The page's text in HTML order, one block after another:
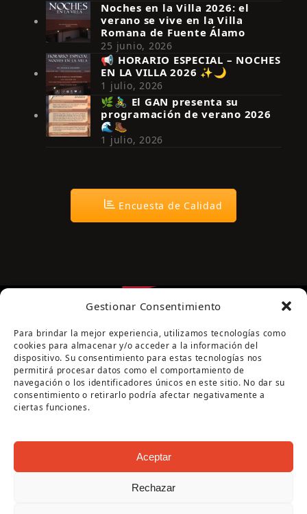
Gestionar Consentimiento
Para brindar la mejor experiencia, utilizamos tecnologías como
cookies para almacenar y/o acceder a la información del
dispositivo. Su consentimiento para estas tecnologías nos
permitirá procesar datos como el comportamiento de
navegación o los identificadores únicos en este sitio. No dar su
consentimiento o retirarlo podría afectar negativamente a
ciertas funciones.
Aceptar
Rechazar
Síguenos en Instagram
Noches en la Villa 2026: el
verano se vive en la Villa
Romana de Fuente Álamo
25 junio, 2026
📢 HORARIO ESPECIAL – NOCHES
EN LA VILLA 2026 ✨🌙
1 julio, 2026
🌿🚴‍♂️ El GAN presenta su
programación de verano 2026
🌊🥾
1 julio, 2026
Encuesta de Calidad
Página cofinanciada por la Diputación de Córdoba